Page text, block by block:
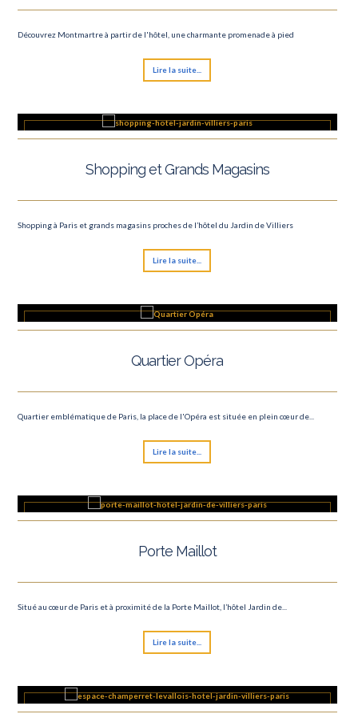
Découvrez Montmartre à partir de l'hôtel, une charmante promenade à pied
Lire la suite...
Shopping et Grands Magasins
Shopping à Paris et grands magasins proches de l’hôtel du Jardin de Villiers
Lire la suite...
Quartier Opéra
Quartier emblématique de Paris, la place de l'Opéra est située en plein cœur de...
Lire la suite...
Porte Maillot
Situé au cœur de Paris et à proximité de la Porte Maillot, l’hôtel Jardin de...
Lire la suite...